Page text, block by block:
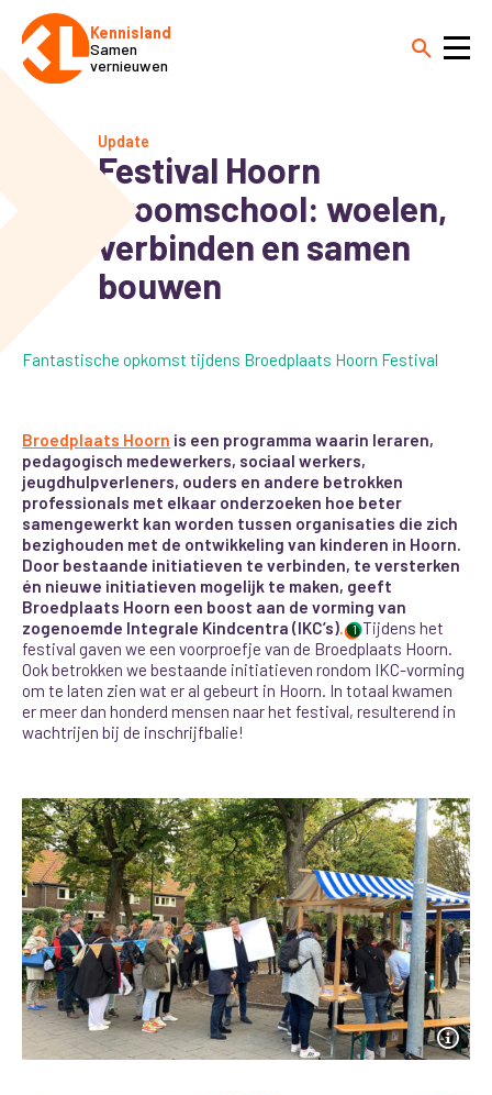
Kennisland
Samen
vernieuwen
Update
Festival Hoorn
Droomschool: woelen,
verbinden en samen
bouwen
Fantastische opkomst tijdens Broedplaats Hoorn Festival
Broedplaats Hoorn is een programma waarin leraren,
pedagogisch medewerkers, sociaal werkers,
jeugdhulpverleners, ouders en andere betrokken
professionals met elkaar onderzoeken hoe beter
samengewerkt kan worden tussen organisaties die zich
bezighouden met de ontwikkeling van kinderen in Hoorn.
Door bestaande initiatieven te verbinden, te versterken
én nieuwe initiatieven mogelijk te maken, geeft
Broedplaats Hoorn een boost aan de vorming van
zogenoemde Integrale Kindcentra (IKC’s). 1 Tijdens het
festival gaven we een voorproefje van de Broedplaats Hoorn.
Ook betrokken we bestaande initiatieven rondom IKC-vorming
om te laten zien wat er al gebeurt in Hoorn. In totaal kwamen
er meer dan honderd mensen naar het festival, resulterend in
wachtrijen bij de inschrijfbalie!